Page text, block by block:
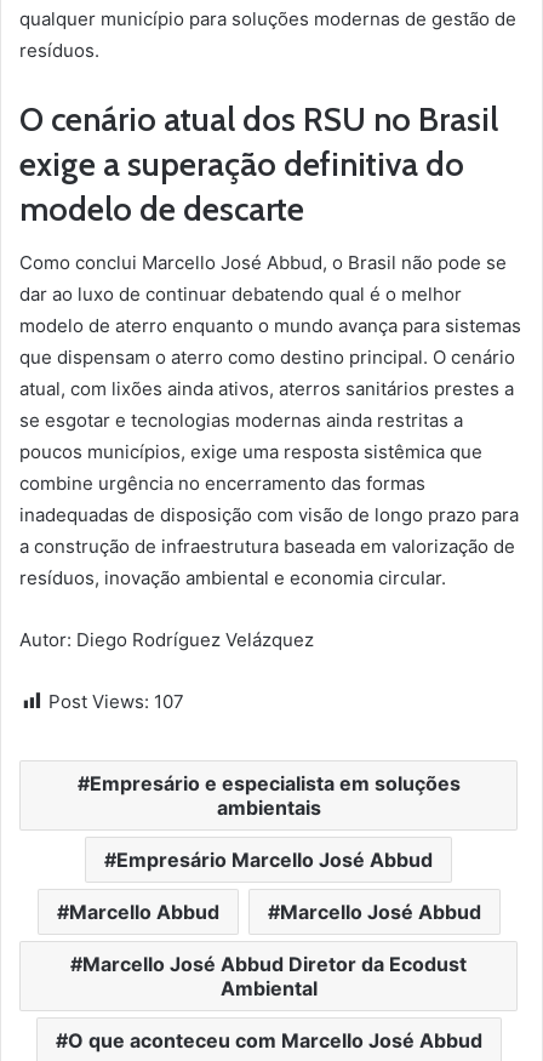
qualquer município para soluções modernas de gestão de
resíduos.
O cenário atual dos RSU no Brasil
exige a superação definitiva do
modelo de descarte
Como conclui Marcello José Abbud, o Brasil não pode se
dar ao luxo de continuar debatendo qual é o melhor
modelo de aterro enquanto o mundo avança para sistemas
que dispensam o aterro como destino principal. O cenário
atual, com lixões ainda ativos, aterros sanitários prestes a
se esgotar e tecnologias modernas ainda restritas a
poucos municípios, exige uma resposta sistêmica que
combine urgência no encerramento das formas
inadequadas de disposição com visão de longo prazo para
a construção de infraestrutura baseada em valorização de
resíduos, inovação ambiental e economia circular.
Autor: Diego Rodríguez Velázquez
Post Views: 107
Empresário e especialista em soluções
ambientais
Empresário Marcello José Abbud
Marcello Abbud Marcello José Abbud
Marcello José Abbud Diretor da Ecodust
Ambiental
O que aconteceu com Marcello José Abbud